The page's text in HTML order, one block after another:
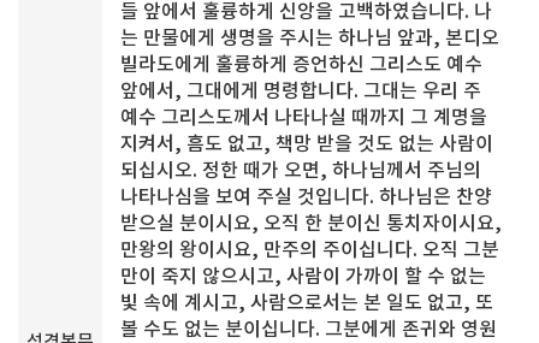
들 앞에서 훌륭하게 신앙을 고백하였습니다. 나
는 만물에게 생명을 주시는 하나님 앞과, 본디오
빌라도에게 훌륭하게 증언하신 그리스도 예수
앞에서, 그대에게 명령합니다. 그대는 우리 주
예수 그리스도께서 나타나실 때까지 그 계명을
지켜서, 흠도 없고, 책망 받을 것도 없는 사람이
되십시오. 정한 때가 오면, 하나님께서 주님의
나타나심을 보여 주실 것입니다. 하나님은 찬양
받으실 분이시요, 오직 한 분이신 통치자이시요,
만왕의 왕이시요, 만주의 주이십니다. 오직 그분
만이 죽지 않으시고, 사람이 가까이 할 수 없는
빛 속에 계시고, 사람으로서는 본 일도 없고, 또
볼 수도 없는 분이십니다. 그분에게 존귀와 영원